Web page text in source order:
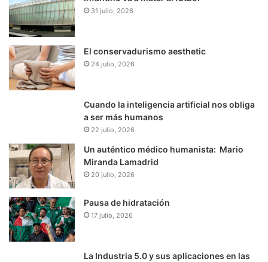
31 julio, 2026
El conservadurismo aesthetic
24 julio, 2026
Cuando la inteligencia artificial nos obliga
a ser más humanos
22 julio, 2026
Un auténtico médico humanista: Mario
Miranda Lamadrid
20 julio, 2026
Pausa de hidratación
17 julio, 2026
La Industria 5.0 y sus aplicaciones en las